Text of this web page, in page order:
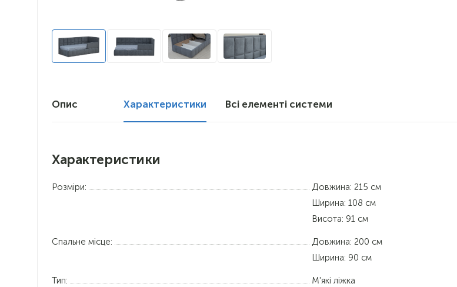
Опис Характеристики Всі елементі системи
Характеристики
Розміри:
Довжина: 215 см
Ширина: 108 см
Висота: 91 см
Спальне місце: Довжина: 200 см
Ширина: 90 см
Тип: М'які ліжка